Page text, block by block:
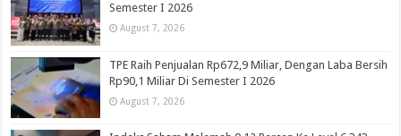
Semester I 2026
August 7, 2026
TPE Raih Penjualan Rp672,9 Miliar, Dengan Laba Bersih
Rp90,1 Miliar Di Semester I 2026
August 7, 2026